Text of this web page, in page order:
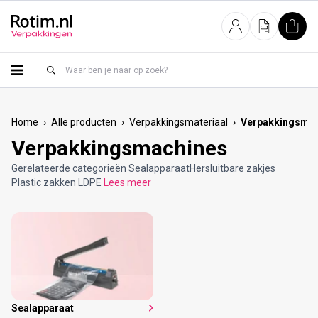
InloggenOfferte
Home › Alle producten › Verpakkingsmateriaal ›
Verpakkingsmachines
Gerelateerde categorieën SealapparaatHersluitbare zakjes
Plastic zakken LDPE Lees meer
Sealapparaat